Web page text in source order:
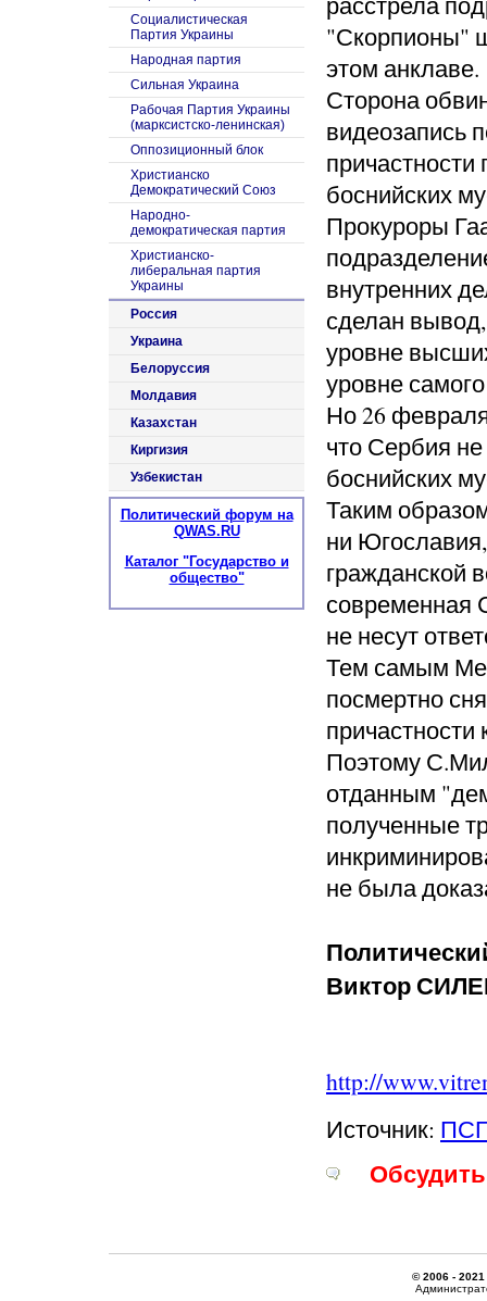
"Скорпионы"
этом анклаве.
Сторона
видеозапись
боснийских
Прокуроры
внутренних
сделан
уровне
уровне
Но 26
что Сербия не
боснийских
Таким
ни
гражданской
современная
не несут
Тем самым
посмертно
Поэтому
отданным
полученные
не была
Виктор
http://
Источник:
Социалистическая
Партия Украины
Народная партия
Сильная Украина
Рабочая Партия Украины
(марксистско-ленинская)
Оппозиционный блок
Христианско
Демократический Союз
Народно-
демократическая партия
Христианско-
либеральная партия
Украины
Россия
Украина
Белоруссия
Молдавия
Казахстан
Киргизия
Узбекистан
Политический форум на
QWAS.RU
Каталог "Государство и
общество"
© 2006 - 2021